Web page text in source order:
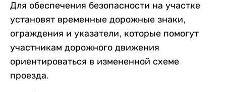
Для обеспечения безопасности на участке
установят временные дорожные знаки,
ограждения и указатели, которые помогут
участникам дорожного движения
ориентироваться в измененной схеме
проезда.